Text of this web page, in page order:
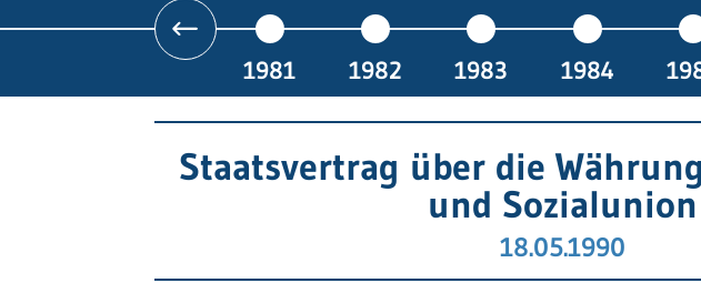
1981 1982 1983 1984
Staatsvertrag über die
und Sozialunion
18.05.1990